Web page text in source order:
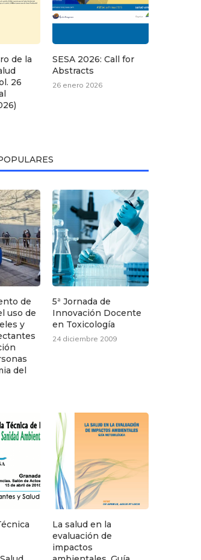
de la
26
SESA 2026: Call for
Abstracts
26 enero 2026
de
uso de
y
del
5ª Jornada de
Innovación Docente
en Toxicología
24 diciembre 2009
La salud en la
evaluación de
impactos